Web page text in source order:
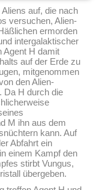
auf, die nach
versuchen, Alien-
ermorden
intergalaktischer
Agent H damit
auf der Erde zu
mitgenommen
den Alien-
Da H durch die
M ihn aus dem
kann. Auf
Abfahrt ein
einem Kampf den
stirbt Vungus,
übergeben.